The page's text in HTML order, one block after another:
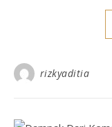
rizkyaditia